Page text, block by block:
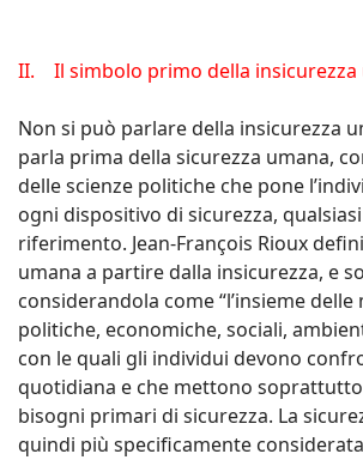
II. Il simbolo primo della insicurezza
Non si può parlare della insicurezza
parla prima della sicurezza umana,
delle scienze politiche che pone
ogni dispositivo di sicurezza,
riferimento. Jean-François Rioux
umana a partire dalla insicurezza, e
considerandola come “l’insieme delle
politiche, economiche, sociali,
con le quali gli individui devono
quotidiana e che mettono
bisogni primari di sicurezza. La
quindi più specificamente